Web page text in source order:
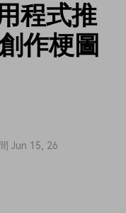
程式推
作梗圖
Jun 15, 26